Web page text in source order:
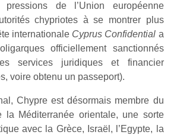
pressions de l’Union européenne
chypriotes à se montrer plus
internationale Cyprus Confidential a
officiellement sanctionnés
services juridiques et financier
voire obtenu un passeport).
Chypre est désormais membre du
la Méditerranée orientale, une sorte
avec la Grèce, Israël, l’Egypte, la